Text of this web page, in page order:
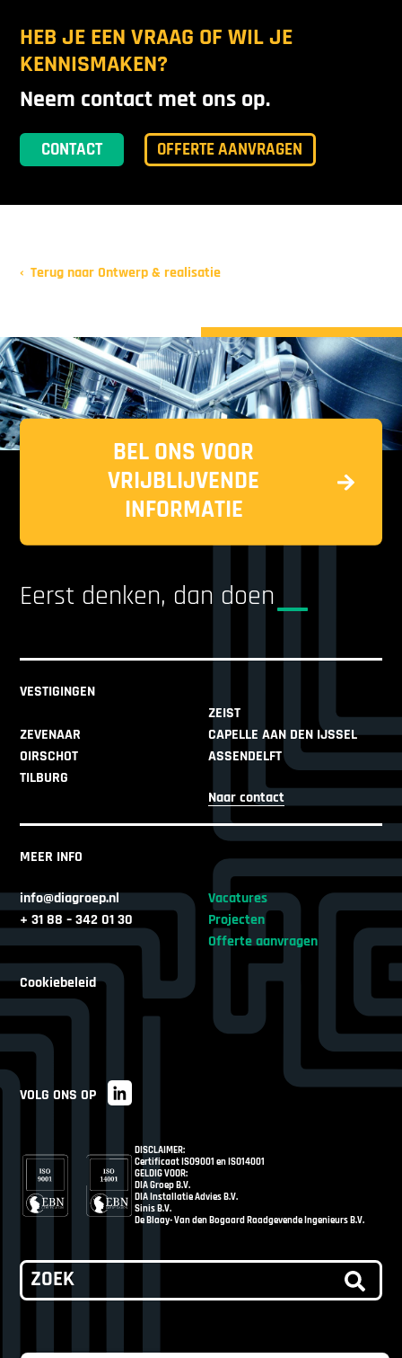
HEB JE EEN VRAAG OF WIL JE
KENNISMAKEN?
Neem contact met ons op.
CONTACT OFFERTE AANVRAGEN
Terug naar Ontwerp & realisatie
BEL ONS VOOR
VRIJBLIJVENDE
INFORMATIE
Eerst denken, dan doen
VESTIGINGEN
ZEIST
ZEVENAAR
CAPELLE AAN DEN IJSSEL
OIRSCHOT
ASSENDELFT
TILBURG
Naar contact
MEER INFO
info@diagroep.nl
+ 31 88 – 342 01 30
Vacatures
Projecten
Offerte aanvragen
Cookiebeleid
VOLG ONS OP
DISCLAIMER:
Certificaat ISO9001 en ISO14001
GELDIG VOOR:
DIA Groep B.V.
DIA Installatie Advies B.V.
Sinis B.V.
De Blaay- Van den Bogaard Raadgevende Ingenieurs B.V.